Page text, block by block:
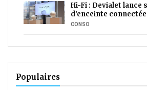
Hi-Fi : Devialet lance
d’enceinte connectée
CONSO
Populaires